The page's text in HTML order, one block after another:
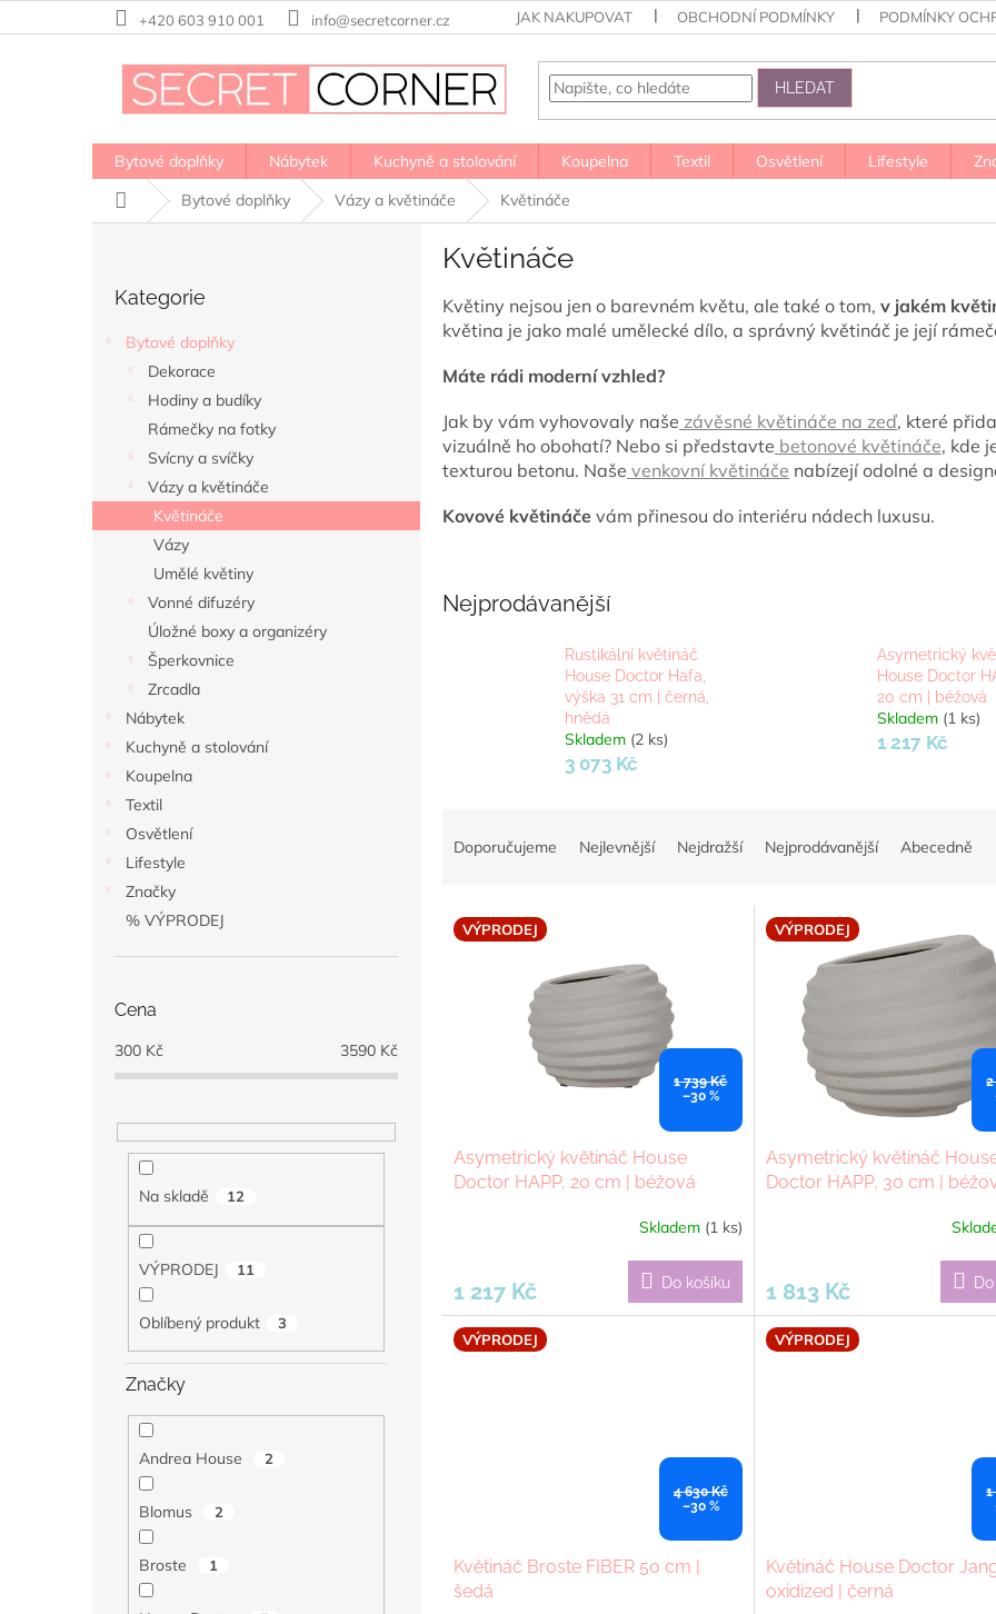
na
+420 603 910 001 info@secretcorner.cz JAK NAKUPOVAT OBCHODNÍ PODMÍNKY PODMÍNKY
HLEDAT
Bytové doplňky Nábytek Kuchyně a stolování Koupelna Textil Osvětlení Lifestyle
Domů
Bytové doplňky Vázy a květináče Květináče
n
e
kategorie
Kategorie
Bytové doplňky
Dekorace
Hodiny a budíky
Rámečky na fotky
Svícny a svíčky
Vázy a květináče
Květináče
Vázy
Umělé květiny
Vonné difuzéry
Úložné boxy a organizéry
Šperkovnice
Zrcadla
Nábytek
Kuchyně a stolování
Koupelna
Textil
Osvětlení
Lifestyle
Značky
% VÝPRODEJ
Cena
300 Kč 3590 Kč
Na skladě 12
VÝPRODEJ 11
Oblíbený produkt 3
Značky
Andrea House 2
Blomus 2
Broste 1
Květináče
Květiny nejsou jen o barevném květu, ale také o tom, v jakém
květina je jako malé umělecké dílo, a správný květináč je její
Máte rádi moderní vzhled?
Jak by vám vyhovovaly naše závěsné květináče na zeď, které
vizuálně ho obohatí? Nebo si představte betonové květináče, kde
texturou betonu. Naše venkovní květináče nabízejí odolné a
Kovové květináče vám přinesou do interiéru nádech luxusu.
Nejprodávanější
Rustikální květináč
House Doctor Hafa,
výška 31 cm | černá,
hnědá
Skladem (2 ks)
3 073 Kč
Asymetrický
House Doctor
20 cm | béžová
Skladem (1 ks)
1 217 Kč
n
Doporučujeme Nejlevnější Nejdražší Nejprodávanější Abecedně
V VÝPRODEJ
1 739 Kč
–30 %
Asymetrický květináč House
Doctor HAPP, 20 cm | béžová
Skladem (1 ks)
1 217 Kč Do košíku
VÝPRODEJ
2
Asymetrický květináč
Doctor HAPP, 30 cm |
1 813 Kč
VÝPRODEJ
4 630 Kč
–30 %
Květináč Broste FIBER 50 cm |
šedá
VÝPRODEJ
Květináč House Doctor
oxidized | černá